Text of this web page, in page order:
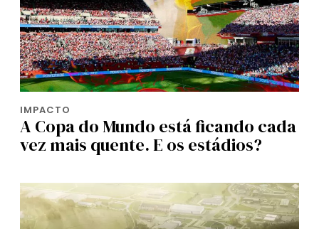
IMPACTO
A Copa do Mundo está ficando cada
vez mais quente. E os estádios?